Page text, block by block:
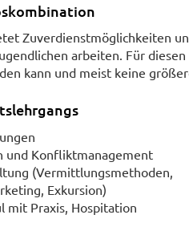
Zuverdienstmöglichkeiten
arbeiten. Für
kann und meist keine
und Konfliktmanagement
(Vermittlungsmethoden,
Exkursion)
mit Praxis, Hospitation